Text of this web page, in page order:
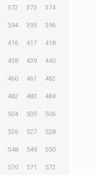
372 373 374
394 395 396
416 417 418
438 439 440
460 461 462
482 483 484
504 505 506
526 527 528
548 549 550
570 571 572